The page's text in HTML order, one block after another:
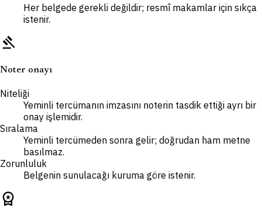
Her belgede gerekli değildir; resmî makamlar için sıkça
istenir.
gavel
Noter onayı
Niteliği
Yeminli tercümanın imzasını noterin tasdik ettiği ayrı bir
onay işlemidir.
Sıralama
Yeminli tercümeden sonra gelir; doğrudan ham metne
basılmaz.
Zorunluluk
Belgenin sunulacağı kuruma göre istenir.
workspace_premium